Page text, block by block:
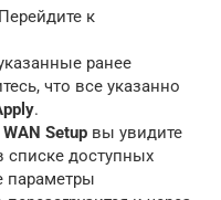
к
ранее
что все указанно
.
WAN Setup вы увидите
доступных
параметры